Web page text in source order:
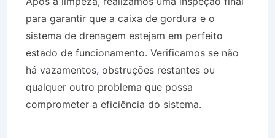
para garantir que a caixa de gordura e o
sistema de drenagem estejam em perfeito
estado de funcionamento. Verificamos se não
há vazamentos, obstruções restantes ou
qualquer outro problema que possa
comprometer a eficiência do sistema.